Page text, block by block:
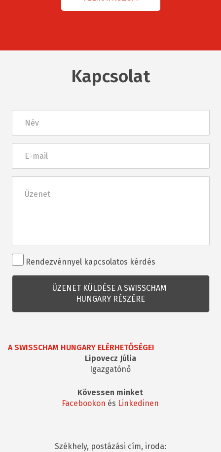
Kapcsolat
mail
Rendezvénnyel
kapcsolatos
kérdés
Rendezvénnyel kapcsolatos kérdés
A SWISSCHAM HUNGARY ELÉRHETŐSÉGEI
Lipovecz Júlia
Igazgatónő
Kövessen minket
Facebookon és Linkedinen
Székhely, postázási cím, iroda: